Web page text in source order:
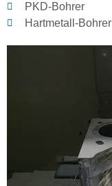
PKD-Bohrer
Hartmetall-Bohrer